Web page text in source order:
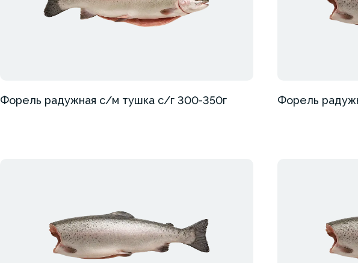
Форель радужная с/м тушка с/г 300-350г Форель